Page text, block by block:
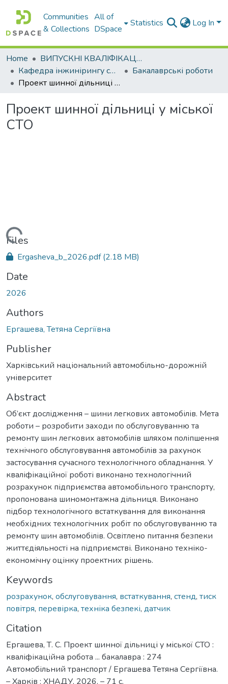
Communities
& Collections
All of
DSpace
Statistics Log In
Home
ВИПУСКНІ КВАЛІФІКАЦІЙНІ РОБОТИ
Кафедра інжинірингу систем автомобільного транспорту
Бакалаврські роботи
Проект шинної дільниці у міської СТО
Проект шинної дільниці у міської
СТО
Loading...
Files
Ergasheva_b_2026.pdf(2.18 MB)
Date
2026
Authors
Ергашева, Тетяна Сергіївна
Publisher
Харківський національний автомобільно-дорожній
університет
Abstract
Об’єкт дослідження – шини легкових автомобілів. Мета
роботи – розробити заходи по обслуговуванню та
ремонту шин легкових автомобілів шляхом поліпшення
технічного обслуговування автомобілів за рахунок
застосування сучасного технологічного обладнання. У
кваліфікаційної роботі виконано технологічний
розрахунок підприємства автомобільного транспорту,
пропонована шиномонтажна дільниця. Виконано
підбор технологічного встаткування для виконання
необхідних технологічних робіт по обслуговуванню та
ремонту шин автомобілів. Освітлено питання безпеки
життєдіяльності на підприємстві. Виконано техніко-
економічну оцінку проектних рішень.
Keywords
розрахунок, обслуговування, встаткування, стенд, тиск
повітря, перевірка, техніка безпекі, датчик
Citation
Ергашева, Т. С. Проект шинної дільниці у міської СТО :
кваліфікаційна робота ... бакалавра : 274
Автомобільний транспорт / Ергашева Тетяна Сергіївна.
– Харків : ХНАДУ, 2026. – 71 с.